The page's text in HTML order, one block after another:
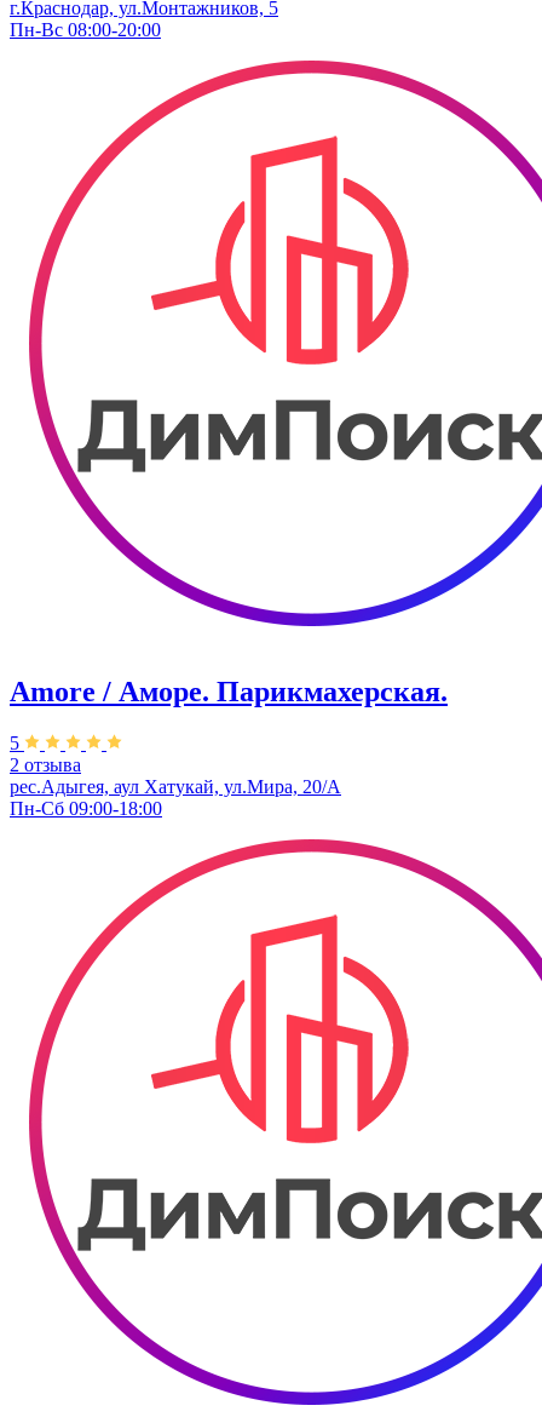
г.Краснодар, ул.Монтажников, 5
Пн-Вс 08:00-20:00
Amore / Аморе. Парикмахерская.
5
2 отзыва
рес.Адыгея, аул Хатукай, ул.Мира, 20/А
Пн-Сб 09:00-18:00